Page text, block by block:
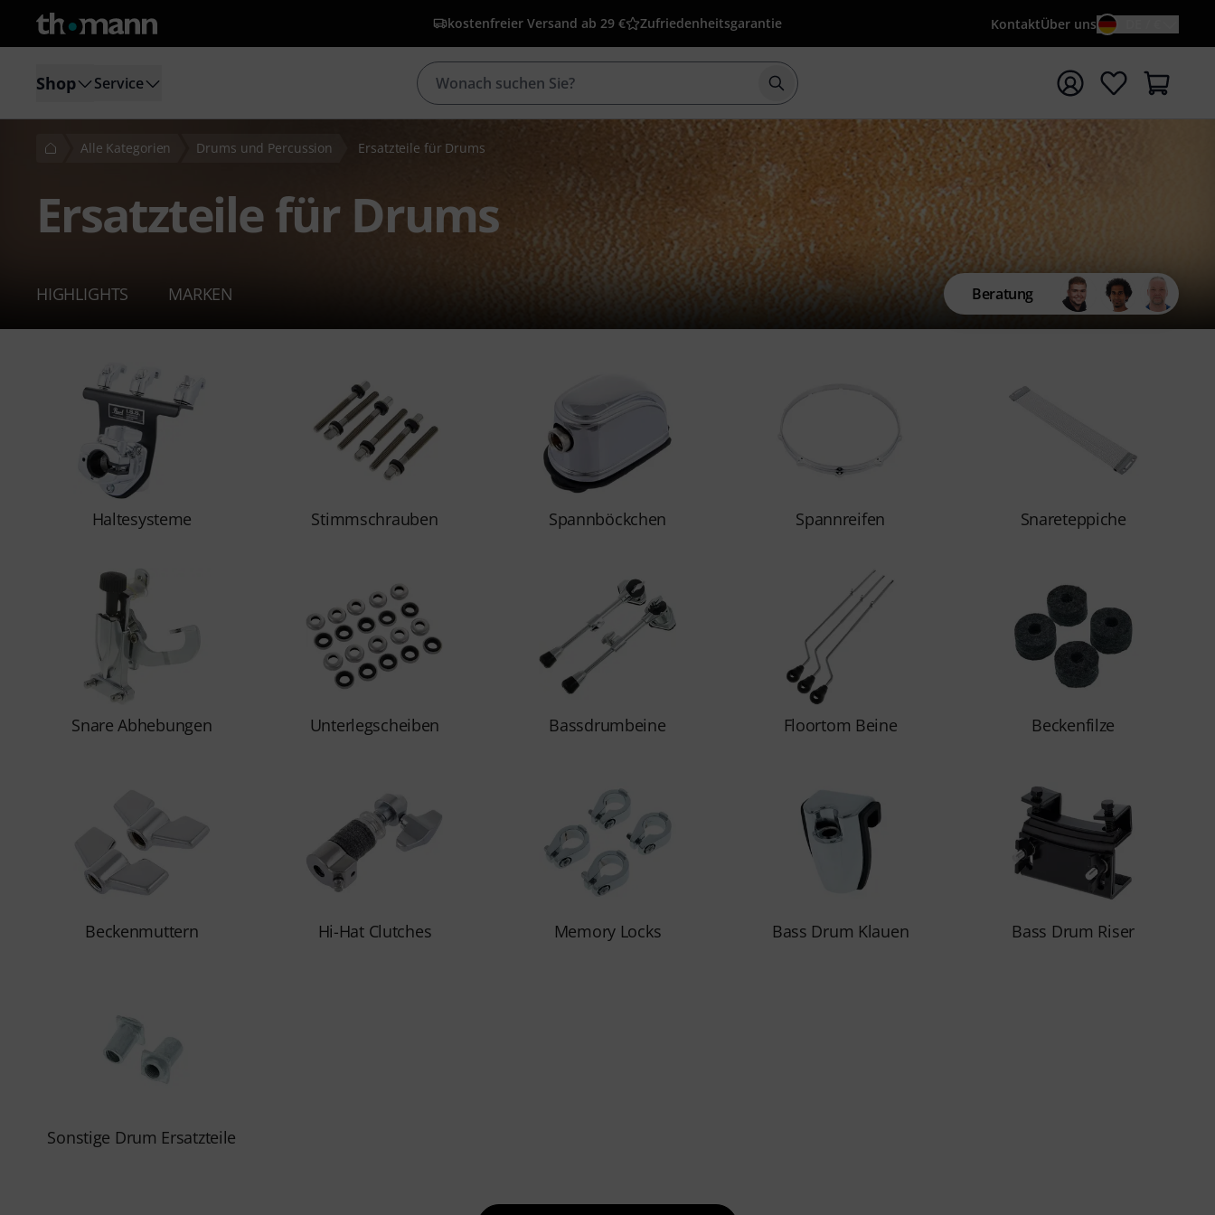
kostenfreier Versand ab 29 € Zufriedenheitsgarantie KontaktÜber uns
Shop Service Suche mit Suchwort {searchTerm} starten
Alle Kategorien Drums und Percussion Ersatzteile für Drums
Ersatzteile für Drums
HIGHLIGHTS MARKEN Beratung
Haltesysteme Stimmschrauben Spannböckchen Spannreifen Snareteppiche
Snare Abhebungen Unterlegscheiben Bassdrumbeine Floortom Beine Beckenfilze
Beckenmuttern Hi-Hat Clutches Memory Locks Bass Drum Klauen Bass Drum Riser
Sonstige Drum Ersatzteile